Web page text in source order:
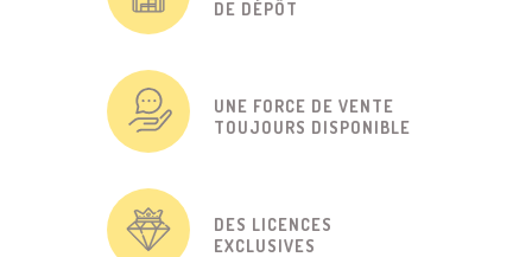
DE DÉPÔT
UNE FORCE DE VENTE
TOUJOURS DISPONIBLE
DES LICENCES
EXCLUSIVES